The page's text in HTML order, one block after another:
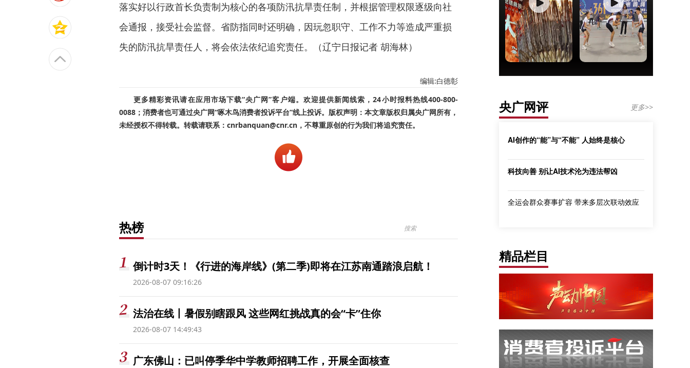
落实好以行政首长负责制为核心的各项防汛抗旱责任制，并根据管理权限逐级向社
会通报，接受社会监督。省防指同时还明确，因玩忽职守、工作不力等造成严重损
失的防汛抗旱责任人，将会依法依纪追究责任。（辽宁日报记者 胡海林）
编辑:白德彰
更多精彩资讯请在应用市场下载“央广网”客户端。欢迎提供新闻线索，24小时报料热线400-800-
0088；消费者也可通过央广网“啄木鸟消费者投诉平台”线上投诉。版权声明：本文章版权归属央广网所有，
未经授权不得转载。转载请联系：cnrbanquan@cnr.cn，不尊重原创的行为我们将追究责任。
热榜
倒计时3天！《行进的海岸线》(第二季)即将在江苏南通踏浪启航！
2026-08-07 09:16:26
法治在线丨暑假别瞎跟风 这些网红挑战真的会“卡”住你
2026-08-07 14:49:43
广东佛山：已叫停季华中学教师招聘工作，开展全面核查
央广网评 更多>>
AI创作的“能”与“不能” 人始终是核心
科技向善 别让AI技术沦为违法帮凶
全运会群众赛事扩容 带来多层次联动效应
精品栏目